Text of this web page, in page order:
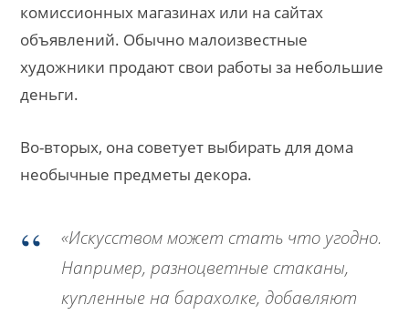
комиссионных магазинах или на сайтах
объявлений. Обычно малоизвестные
художники продают свои работы за небольшие
деньги.
Во-вторых, она советует выбирать для дома
необычные предметы декора.
«Искусством может стать что угодно.
Например, разноцветные стаканы,
купленные на барахолке, добавляют